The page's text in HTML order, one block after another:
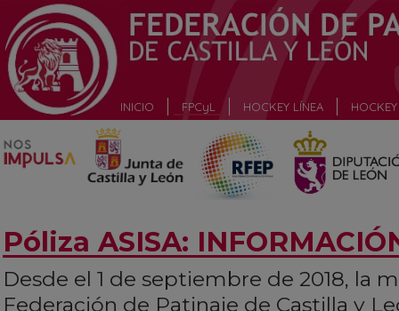
INICIO FPCyL HOCKEY LÍNEA HOCKEY
Póliza ASISA:
Desde el 1 de septiembre de 2018, la
Federación de Patinaje de Castilla y